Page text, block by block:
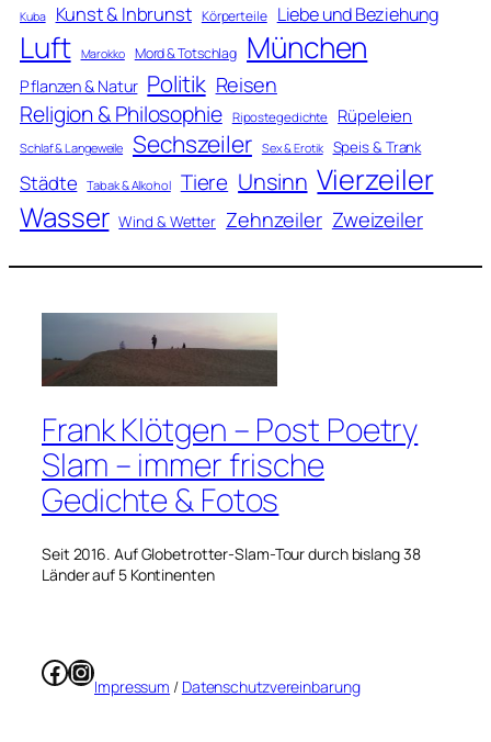
Kuba Kunst & Inbrunst Körperteile Liebe und Beziehung
Luft Marokko Mord & Totschlag München
Pflanzen & Natur Politik Reisen
Religion & Philosophie Ripostegedichte Rüpeleien
Schlaf & Langeweile Sechszeiler Sex & Erotik Speis & Trank
Städte Tabak & Alkohol Tiere Unsinn Vierzeiler
Wasser Wind & Wetter Zehnzeiler Zweizeiler
Frank Klötgen – Post Poetry
Slam – immer frische
Gedichte & Fotos
Seit 2016. Auf Globetrotter-Slam-Tour durch bislang 38
Länder auf 5 Kontinenten
Facebook
Instagram
Impressum / Datenschutzvereinbarung